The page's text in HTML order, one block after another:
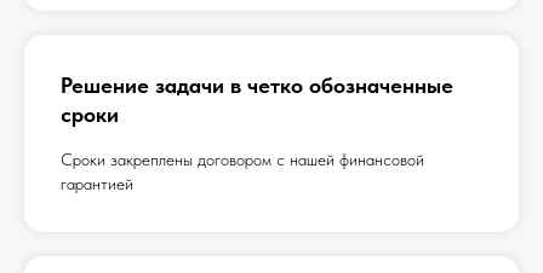
Решение задачи в четко обозначенные
сроки
Сроки закреплены договором с нашей финансовой
гарантией